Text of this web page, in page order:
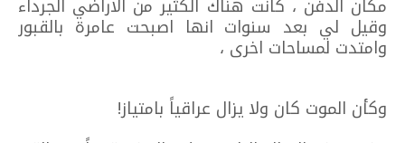
مكان الدفن ، كانت هناك الكثير من الاراضي الجرداء
وقيل لي بعد سنوات انها اصبحت عامرة بالقبور
وامتدت لمساحات اخرى ،
وكأن الموت كان ولا يزال عراقياً بامتياز!